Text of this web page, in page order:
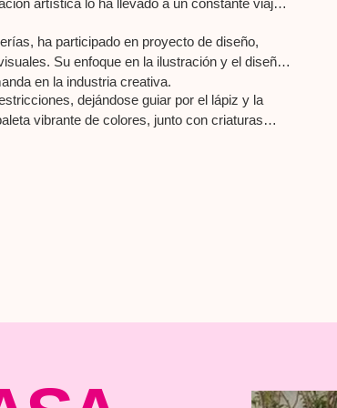
artística lo ha llevado a un constante viaje
ha participado en proyecto de diseño,
Su enfoque en la ilustración y el diseño
en la industria creativa.
dejándose guiar por el lápiz y la
vibrante de colores, junto con criaturas
un universo lleno de imaginación y